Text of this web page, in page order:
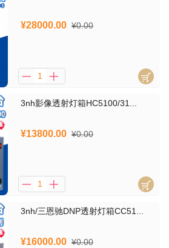
¥28000.00 ¥0.00
3nh影像透射灯箱HC5100/31...
¥13800.00 ¥0.00
3nh/三恩驰DNP透射灯箱CC51...
¥16000.00 ¥0.00